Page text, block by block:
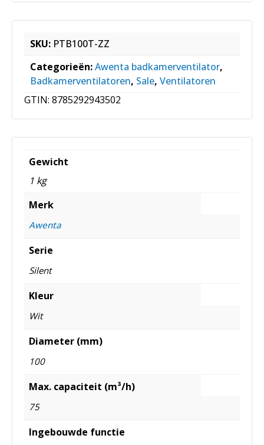
SKU: PTB100T-ZZ
Categorieën:Awenta badkamerventilator,
Badkamerventilatoren, Sale, Ventilatoren
GTIN: 8785292943502
Gewicht
1 kg
Merk
Awenta
Serie
Silent
Kleur
Wit
Diameter (mm)
100
Max. capaciteit (m³/h)
75
Ingebouwde functie